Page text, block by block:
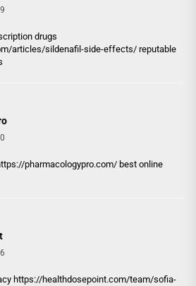
drugs
articles/sildenafil-side-effects/ reputable
pharmacologypro.com/ best online
https://healthdosepoint.com/team/sofia-